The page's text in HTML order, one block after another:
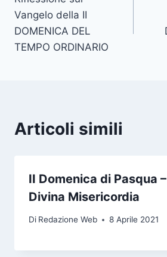
Vangelo della II
DOMENICA DEL
TEMPO ORDINARIO
Articoli simili
II Domenica di Pasqua
Divina Misericordia
Di Redazione Web 8 Aprile 2021